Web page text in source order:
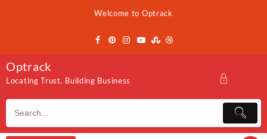
Welcome to Optrack
Optrack
Locating Trust. Building Business